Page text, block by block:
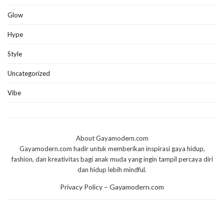
Glow
Hype
Style
Uncategorized
Vibe
About Gayamodern.com
Gayamodern.com hadir untuk memberikan inspirasi gaya hidup,
fashion, dan kreativitas bagi anak muda yang ingin tampil percaya diri
dan hidup lebih mindful.
Privacy Policy – Gayamodern.com